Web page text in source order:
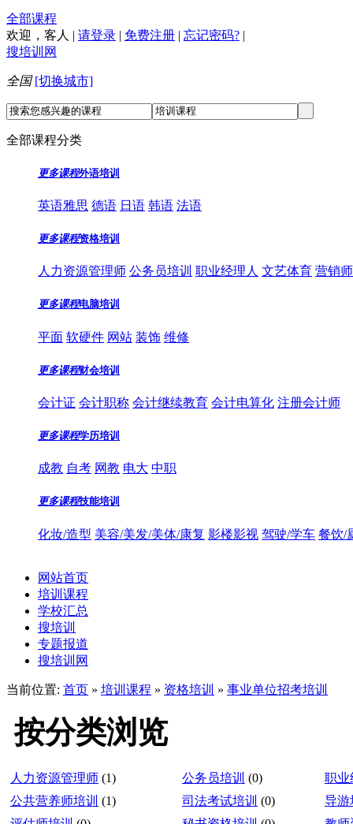
全部课程
欢迎， 客人 | 请登录 | 免费注册 | 忘记密码? |
搜培训网
全国 [切换城市]
全部课程分类
更多课程外语培训
英语雅思 德语 日语 韩语 法语
更多课程资格培训
人力资源管理师 公务员培训 职业经理人 文艺体育 营销
更多课程电脑培训
平面 软硬件 网站 装饰 维修
更多课程财会培训
会计证 会计职称 会计继续教育 会计电算化 注册会计师
更多课程学历培训
成教 自考 网教 电大 中职
更多课程技能培训
化妆/造型 美容/美发/美体/康复 影楼影视 驾驶/学车 餐饮/
网站首页
培训课程
学校汇总
搜培训
专题报道
搜培训网
当前位置: 首页 » 培训课程 » 资格培训 » 事业单位招考培训
按分类浏览
人力资源管理师 (1) 公务员培训 (0)
职业
公共营养师培训 (1) 司法考试培训 (0)
导游